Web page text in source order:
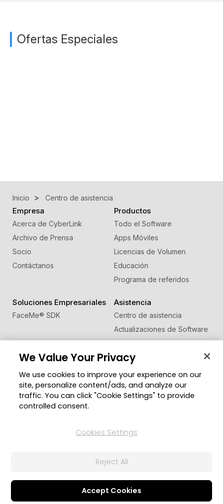
Ofertas Especiales
Inicio Centro de asistencia
Empresa
Acerca de CyberLink
Archivo de Prensa
Socio
Contáctanos
Productos
Todo el Software
Apps Móviles
Licencias de Volumen
Educación
Programa de referidos
Soluciones Empresariales
FaceMe® SDK
Asistencia
Centro de asistencia
Actualizaciones de Software
Centro de Aprendizaje
Zona de Miembros
Blog
Cambiar región
Configuración de cookies
We Value Your Privacy
We use cookies to improve your experience on our
site, personalize content/ads, and analyze our
traffic. You can click "Cookie Settings" to provide
controlled consent.
Cookies Settings
Reject All
Accept Cookies